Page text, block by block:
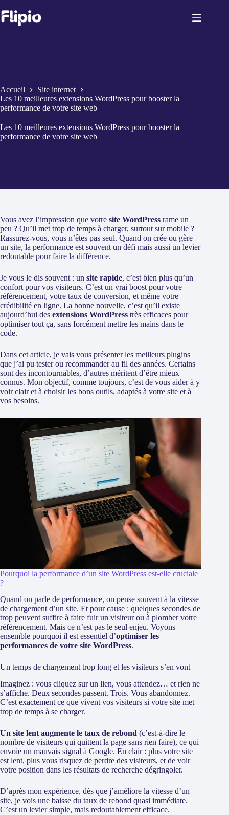
au
contenu
Accueil
Site internet
Les 10 meilleures extensions WordPress pour booster la
performance de votre site web
Les 10 meilleures extensions WordPress pour booster la
performance de votre site web
Vous avez l’impression que votre site WordPress rame un
peu ? Qu’il met trop de temps à charger, surtout sur mobile ?
Rassurez-vous, vous n’êtes pas seul. Quand on crée ou gère
un site, la performance est souvent un défi mais aussi un levier
redoutable pour faire la différence.
Je vous le dis souvent : un site rapide, c’est bien plus qu’un
confort pour vos visiteurs. C’est un vrai boost pour votre
référencement, votre taux de conversion, et même votre
crédibilité en ligne. La bonne nouvelle, c’est qu’il existe
aujourd’hui des extensions WordPress très efficaces pour
optimiser tout ça, sans forcément mettre les mains dans le
code.
Dans cet article, je vais vous présenter les meilleurs plugins
que j’ai pu tester ou recommander au fil des années. Certains
sont des incontournables, d’autres méritent d’être mieux
connus. Mon objectif, comme toujours, c’est de vous aider à y
voir clair et à choisir les bons outils, adaptés à votre site et à
vos besoins.
Pourquoi la performance d’un site WordPress est-elle cruciale
?
Quand on parle de performance, on pense souvent à la vitesse
de chargement d’un site. Et pour cause : quelques secondes de
trop peuvent suffire à faire fuir un visiteur ou à plomber votre
référencement. Mais ce n’est pas le seul enjeu. Voyons
ensemble pourquoi il est essentiel d’optimiser les
performances de votre site WordPress.
Un temps de chargement trop long et les visiteurs s’en vont
Imaginez : vous cliquez sur un lien, vous attendez… et rien ne
s’affiche. Deux secondes passent. Trois. Vous abandonnez.
C’est exactement ce que vivent vos visiteurs si votre site met
trop de temps à se charger.
Un site lent augmente le taux de rebond (c’est-à-dire le
nombre de visiteurs qui quittent la page sans rien faire), ce qui
envoie un mauvais signal à Google. En clair : plus votre site
est lent, plus vous risquez de perdre des visiteurs, et de voir
votre position dans les résultats de recherche dégringoler.
D’après mon expérience, dès que j’améliore la vitesse d’un
site, je vois une baisse du taux de rebond quasi immédiate.
C’est un levier simple, mais redoutablement efficace.